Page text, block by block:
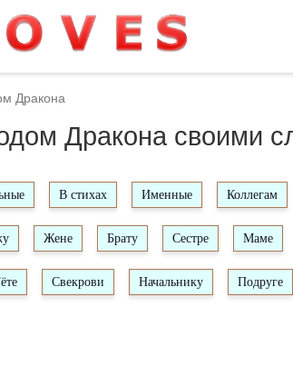
Дракона
Дракона своими
В стихах Именные Коллегам
Жене Брату Сестре Маме
Свекрови Начальнику Подруге